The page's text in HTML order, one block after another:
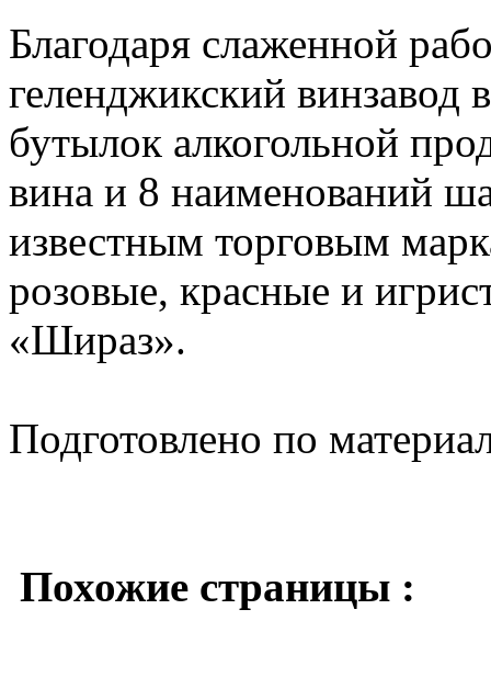
Благодаря слаженной
геленджикский винзавод
бутылок алкогольной
вина и 8 наименований
известным торговым
розовые, красные и
«Шираз».
Подготовлено по
Похожие страницы :